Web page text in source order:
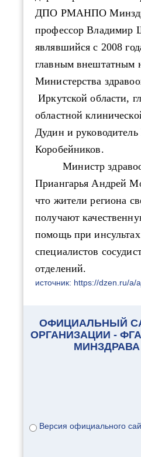
ДПО РМАНПО
профессор Владимир
являвшийся с 2008
главным внештатным
Министерства
Иркутской области,
областной
Дудин и
Коробейников.
Министр
Приангарья Андрей
что жители региона
получают
помощь при инсультах
специалистов
отделений.
источник: https://dzen.ru/a/
ОФИЦИАЛЬНЫЙ
ОРГАНИЗАЦИИ -
Версия официального